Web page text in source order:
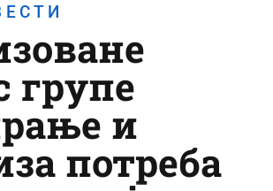
групе
и
потреба